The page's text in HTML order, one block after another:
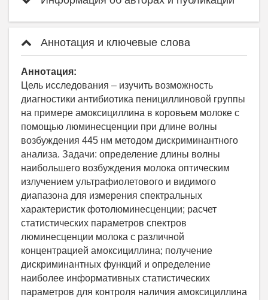
Аннотация и ключевые слова
Аннотация:
Цель исследования – изучить возможность
диагностики антибиотика пенициллиновой группы
на примере амоксициллина в коровьем молоке с
помощью люминесценции при длине волны
возбуждения 445 нм методом дискриминантного
анализа. Задачи: определение длины волны
наибольшего возбуждения молока оптическим
излучением ультрафиолетового и видимого
диапазона для измерения спектральных
характеристик фотолюминесценции; расчет
статистических параметров спектров
люминесценции молока с различной
концентрацией амоксициллина; получение
дискриминантных функций и определение
наиболее информативных статистических
параметров для контроля наличия амоксициллина